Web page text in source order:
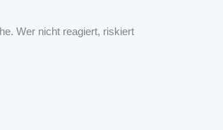
Wer nicht reagiert, riskiert